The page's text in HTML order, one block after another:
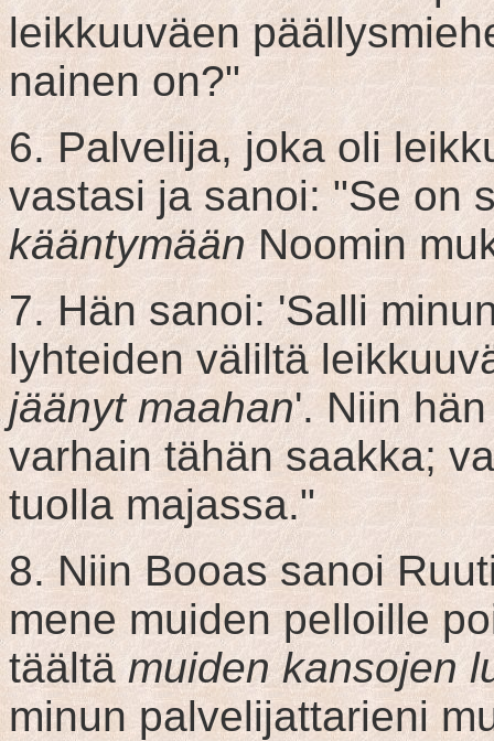
leikkuuväen
nainen on?"
6. Palvelija, joka oli
vastasi ja sanoi: "Se on
kääntymäänNoomin
7. Hän sanoi: 'Salli
lyhteiden väliltä
jäänyt maahan'. Niin
varhain tähän saakka;
tuolla majassa."
8. Niin Booas sanoi
mene muiden pelloille
täältä muiden kansojen
minun palvelijattarieni